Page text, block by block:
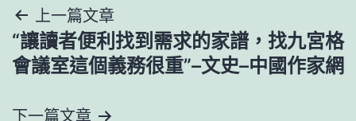
文
章
上一篇文章
“讓讀者便利找到需求的家譜，找九宮格
會議室這個義務很重”–文史–中國作家網
下一篇文章